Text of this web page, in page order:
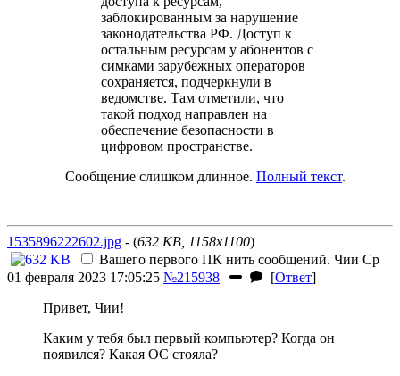
заблокированным за нарушение
законодательства РФ. Доступ к
остальным ресурсам у абонентов с
симками зарубежных операторов
сохраняется, подчеркнули в
ведомстве. Там отметили, что
такой подход направлен на
обеспечение безопасности в
цифровом пространстве.
Сообщение слишком длинное. Полный текст.
1535896222602.jpg - (632 KB, 1158x1100)
Вашего первого ПК нить сообщений. Чии Ср
01 февраля 2023 17:05:25 №215938 [Ответ]
Привет, Чии!
Каким у тебя был первый компьютер? Когда он
появился? Какая ОС стояла?